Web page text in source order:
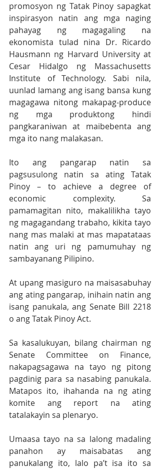
promosyon ng Tatak Pinoy sapagkat
inspirasyon natin ang mga naging
pahayag ng magagaling na
ekonomista tulad nina Dr. Ricardo
Hausmann ng Harvard University at
Cesar Hidalgo ng Massachusetts
Institute of Technology. Sabi nila,
uunlad lamang ang isang bansa kung
magagawa nitong makapag-produce
ng mga produktong hindi
pangkaraniwan at maibebenta ang
mga ito nang malakasan.
Ito ang pangarap natin sa
pagsusulong natin sa ating Tatak
Pinoy – to achieve a degree of
economic complexity. Sa
pamamagitan nito, makalilikha tayo
ng magagandang trabaho, kikita tayo
nang mas malaki at mas mapatataas
natin ang uri ng pamumuhay ng
sambayanang Pilipino.
At upang masiguro na maisasabuhay
ang ating pangarap, inihain natin ang
isang panukala, ang Senate Bill 2218
o ang Tatak Pinoy Act.
Sa kasalukuyan, bilang chairman ng
Senate Committee on Finance,
nakapagsagawa na tayo ng pitong
pagdinig para sa nasabing panukala.
Matapos ito, ihahanda na ng ating
komite ang report na ating
tatalakayin sa plenaryo.
Umaasa tayo na sa lalong madaling
panahon ay maisabatas ang
panukalang ito, lalo pa’t isa ito sa